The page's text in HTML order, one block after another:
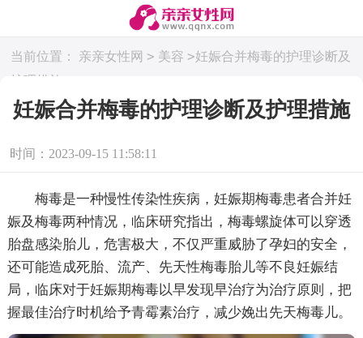
当前位置： 亲亲女性网 > 美容 >妊娠合并梅毒的护理诊断及
护理措施
妊娠合并梅毒的护理诊断及护理措施
时间：2023-09-15 11:58:11
梅毒是一种慢性传染性疾病，妊娠期梅毒患者合并妊
娠及梅毒两种情况，临床研究指出，梅毒螺旋体可以穿透
胎盘感染胎儿，危害极大，不仅严重威胁了孕妇的安全，
还可能造成死胎、流产、先天性梅毒胎儿等不良妊娠结
局，临床对于妊娠期梅毒以早发现早治疗为治疗原则，把
握最佳治疗时机给予青霉素治疗，减少娩出先天梅毒儿。